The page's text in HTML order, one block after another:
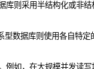
则采用半结构化或非结
数据库则使用各自特定
如，在大规模并发读